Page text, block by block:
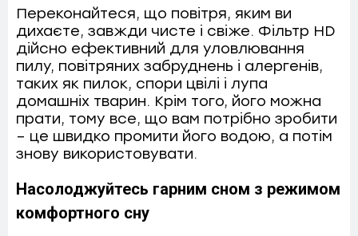
Переконайтеся, що повітря, яким ви
дихаєте, завжди чисте і свіже. Фільтр HD
дійсно ефективний для уловлювання
пилу, повітряних забруднень і алергенів,
таких як пилок, спори цвілі і лупа
домашніх тварин. Крім того, його можна
прати, тому все, що вам потрібно зробити
– це швидко промити його водою, а потім
знову використовувати.
Насолоджуйтесь гарним сном з режимом
комфортного сну